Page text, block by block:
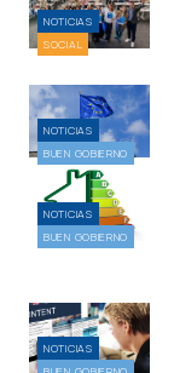
NOTICIAS
SOCIAL
NOTICIAS
BUEN GOBIERNO
NOTICIAS
BUEN GOBIERNO
NOTICIAS